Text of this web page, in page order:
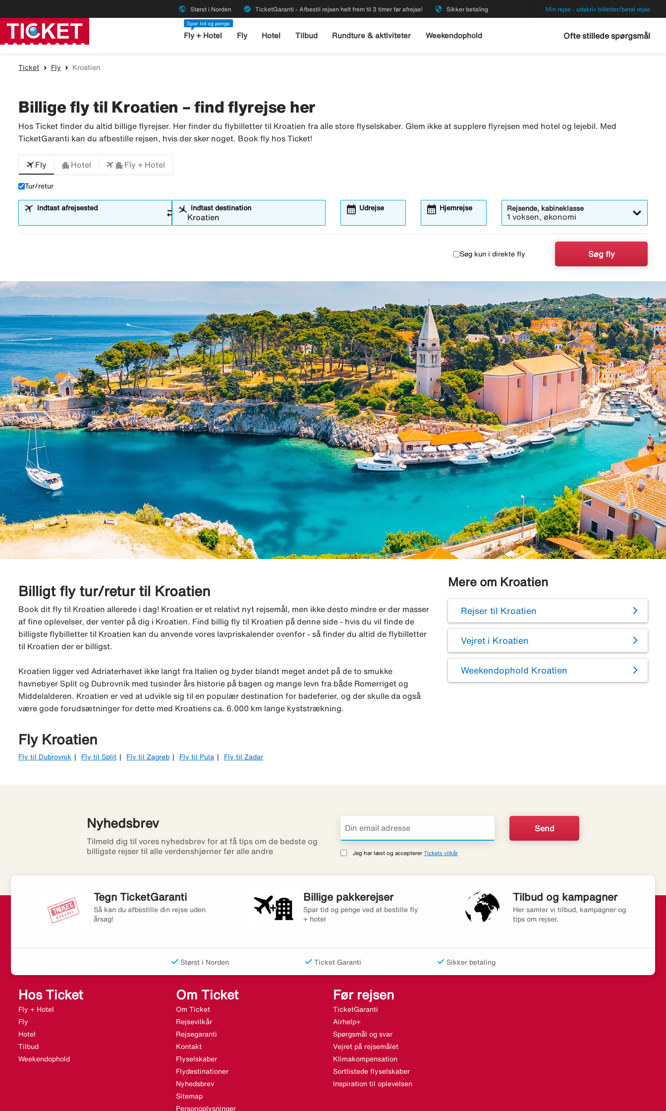
public Størst i Norden verified TicketGaranti - Afbestil rejsen helt frem til 3 timer før afrejse! security Sikker betaling Min rejse - udskriv billetter/betal rejse
Spar tid og penge
Fly + Hotel Fly Hotel Tilbud Rundture & aktiviteter Weekendophold Ofte stillede spørgsmål
Ticket Fly Kroatien
Billige fly til Kroatien – find flyrejse her
Hos Ticket finder du altid billige flyrejser. Her finder du flybilletter til Kroatien fra alle store flyselskaber. Glem ikke at supplere flyrejsen med hotel og lejebil. Med
TicketGaranti kan du afbestille rejsen, hvis der sker noget. Book fly hos Ticket!
Fly Hotel Fly + Hotel
Tur/retur
Indtast afrejsested sync_alt Indtast destination Udrejse
calendar_month Hjemrejse
calendar_month Rejsende, kabineklasse
1 voksen, økonomi
Søg kun i direkte fly Søg fly
Billigt fly tur/retur til Kroatien
Book dit fly til Kroatien allerede i dag! Kroatien er et relativt nyt rejsemål, men ikke desto mindre er der masser
af fine oplevelser, der venter på dig i Kroatien. Find billig fly til Kroatien på denne side - hvis du vil finde de
billigste flybilletter til Kroatien kan du anvende vores lavpriskalender ovenfor - så finder du altid de flybilletter
til Kroatien der er billigst.
Kroatien ligger ved Adriaterhavet ikke langt fra Italien og byder blandt meget andet på de to smukke
havnebyer Split og Dubrovnik med tusinder års historie på bagen og mange levn fra både Romerriget og
Middelalderen. Kroatien er ved at udvikle sig til en populær destination for badeferier, og der skulle da også
være gode forudsætninger for dette med Kroatiens ca. 6.000 km lange kyststrækning.
Mere om Kroatien
Rejser til Kroatien
Vejret i Kroatien
Weekendophold Kroatien
Fly Kroatien
Fly til Dubrovnik Fly til Split Fly til Zagreb Fly til Pula Fly til Zadar
Nyhedsbrev
Tilmeld dig til vores nyhedsbrev for at få tips om de bedste og
billigste rejser til alle verdenshjørner før alle andre
Jeg har læst og accepterer Tickets vilkår
Tegn TicketGaranti
Så kan du afbestille din rejse uden
årsag!
Billige pakkerejser
Spar tid og penge ved at bestille fly
+ hotel
Tilbud og kampagner
Her samler vi tilbud, kampagner og
tips om rejser.
Størst i Norden Ticket Garanti Sikker betaling
Hos Ticket
Fly + Hotel
Fly
Hotel
Tilbud
Weekendophold
Om Ticket
Om Ticket
Rejsevilkår
Rejsegaranti
Kontakt
Flyselskaber
Flydestinationer
Nyhedsbrev
Sitemap
Personoplysninger
Før rejsen
TicketGaranti
Airhelp+
Spørgsmål og svar
Vejret på rejsemålet
Klimakompensation
Sortlistede flyselskaber
Inspiration til oplevelsen